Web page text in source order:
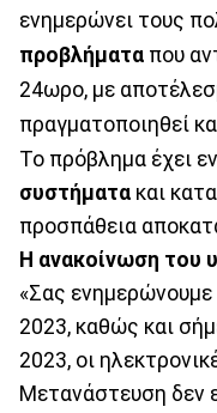
ενημερώνει τους
προβλήματα που
24ωρο, με
πραγματοποιηθεί
Το πρόβλημα έχει
συστήματα και
προσπάθεια
H ανακοίνωση του
«Σας ενημερώνουμε
2023, καθώς και
2023, οι
Μετανάστευση δεν